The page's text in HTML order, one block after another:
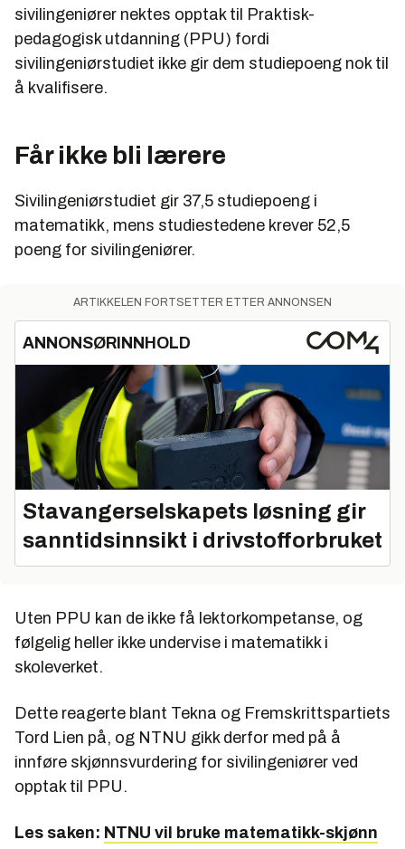
sivilingeniører nektes opptak til Praktisk-
pedagogisk utdanning (PPU) fordi
sivilingeniørstudiet ikke gir dem studiepoeng nok til
å kvalifisere.
Får ikke bli lærere
Sivilingeniørstudiet gir 37,5 studiepoeng i
matematikk, mens studiestedene krever 52,5
poeng for sivilingeniører.
ARTIKKELEN FORTSETTER ETTER ANNONSEN
ANNONSØRINNHOLD
Stavangerselskapets løsning gir
sanntidsinnsikt i drivstofforbruket
Uten PPU kan de ikke få lektorkompetanse, og
følgelig heller ikke undervise i matematikk i
skoleverket.
Dette reagerte blant Tekna og Fremskrittspartiets
Tord Lien på, og NTNU gikk derfor med på å
innføre skjønnsvurdering for sivilingeniører ved
opptak til PPU.
Les saken: NTNU vil bruke matematikk-skjønn